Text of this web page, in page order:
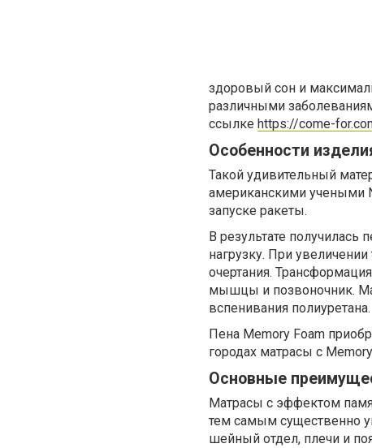
здоровый сон и
различными
ссылке https://come-
Особенности
Такой удивительный
американскими учеными
запуске ракеты.
В результате получилась
нагрузку. При
очертания.
мышцы и позвоночник.
вспенивания полиуретана.
Пена Memory Foam
городах матрасы с
Основные
Матрасы с эффектом
тем самым существенно
шейный отдел, плечи и